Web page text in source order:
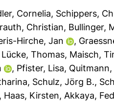
Cornelia, Schippers,
Christian, Bullinger,
Hirche, Jan ,
Lücke, Thomas, Maisch,
, Pfister, Lisa, Quitmann,
, Schulz, Jörg B.,
, Haas, Kirsten, Akkaya,